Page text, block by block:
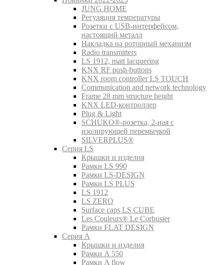
JUNG HOME
Регуляция температуры
Розетки с USB-интерфейсом,
настоящий металл
Накладка на роторный механизм
Radio transmitters
LS 1912, matt lacquering
KNX RF push-buttons
KNX room controller LS TOUCH
Communication and network technology
Frame 28 mm structure height
KNX LED-контроллер
Plug & Light
SCHUKO®-розетка, 2-ная с
изолирующей перемычкой
SILVERPLUS®
Серия LS
Крышки и изделия
Рамки LS 990
Рамки LS-DESIGN
Рамки LS PLUS
LS 1912
LS ZERO
Surface caps LS CUBE
Les Couleurs® Le Corbusier
Рамки FLAT DESIGN
Серия A
Крышки и изделия
Рамки A 550
Рамки A flow